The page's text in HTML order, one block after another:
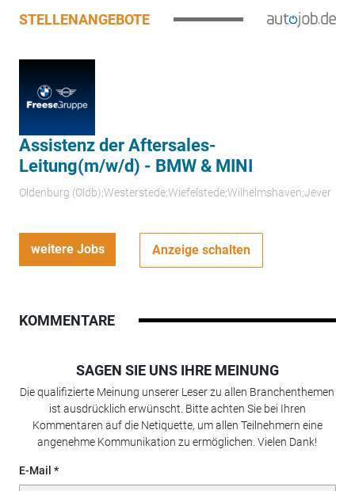
STELLENANGEBOTE
Assistenz der Aftersales-
Leitung(m/w/d) - BMW & MINI
Oldenburg (Oldb);Westerstede;Wiefelstede;Wilhelmshaven;Jever
weitere Jobs Anzeige schalten
KOMMENTARE
SAGEN SIE UNS IHRE MEINUNG
Die qualifizierte Meinung unserer Leser zu allen Branchenthemen
ist ausdrücklich erwünscht. Bitte achten Sie bei Ihren
Kommentaren auf die Netiquette, um allen Teilnehmern eine
angenehme Kommunikation zu ermöglichen. Vielen Dank!
E-Mail